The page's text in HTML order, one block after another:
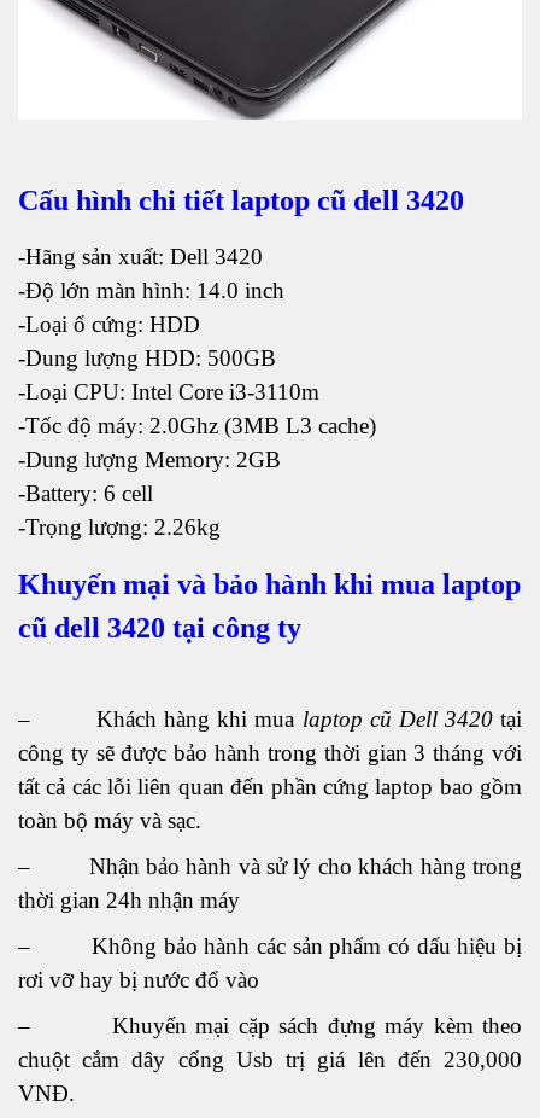
Cấu hình chi tiết laptop cũ dell 3420
-Hãng sản xuất: Dell 3420
-Độ lớn màn hình: 14.0 inch
-Loại ổ cứng: HDD
-Dung lượng HDD: 500GB
-Loại CPU: Intel Core i3-3110m
-Tốc độ máy: 2.0Ghz (3MB L3 cache)
-Dung lượng Memory: 2GB
-Battery: 6 cell
-Trọng lượng: 2.26kg
Khuyến mại và bảo hành khi mua laptop
cũ dell 3420 tại công ty
– Khách hàng khi mua laptop cũ Dell3420tại
công ty sẽ được bảo hành trong thời gian 3 tháng với
tất cả các lỗi liên quan đến phần cứng laptop bao gồm
toàn bộ máy và sạc.
– Nhận bảo hành và sử lý cho khách hàng trong
thời gian 24h nhận máy
– Không bảo hành các sản phẩm có dấu hiệu bị
rơi vỡ hay bị nước đổ vào
– Khuyến mại cặp sách đựng máy kèm theo
chuột cắm dây cổng Usb trị giá lên đến 230,000
VNĐ.